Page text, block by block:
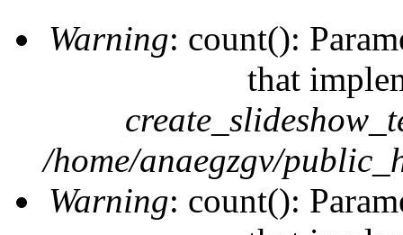
Warning: count():
that
/home/anaegzgv/
Warning: count():